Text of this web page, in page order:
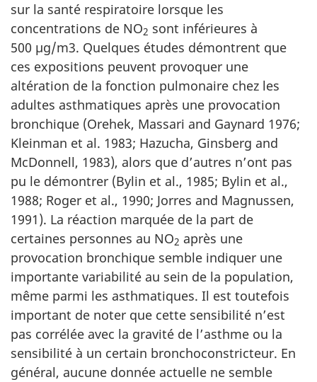
sur la santé respiratoire lorsque les
concentrations de NO2 sont inférieures à
500 µg/m3. Quelques études démontrent que
ces expositions peuvent provoquer une
altération de la fonction pulmonaire chez les
adultes asthmatiques après une provocation
bronchique (Orehek, Massari and Gaynard 1976;
Kleinman et al. 1983; Hazucha, Ginsberg and
McDonnell, 1983), alors que d’autres n’ont pas
pu le démontrer (Bylin et al., 1985; Bylin et al.,
1988; Roger et al., 1990; Jorres and Magnussen,
1991). La réaction marquée de la part de
certaines personnes au NO2 après une
provocation bronchique semble indiquer une
importante variabilité au sein de la population,
même parmi les asthmatiques. Il est toutefois
important de noter que cette sensibilité n’est
pas corrélée avec la gravité de l’asthme ou la
sensibilité à un certain bronchoconstricteur. En
général, aucune donnée actuelle ne semble